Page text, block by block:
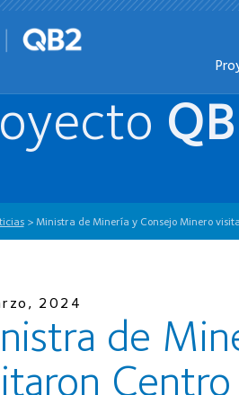
> Ministra de Minería y Consejo Minero
2024
de